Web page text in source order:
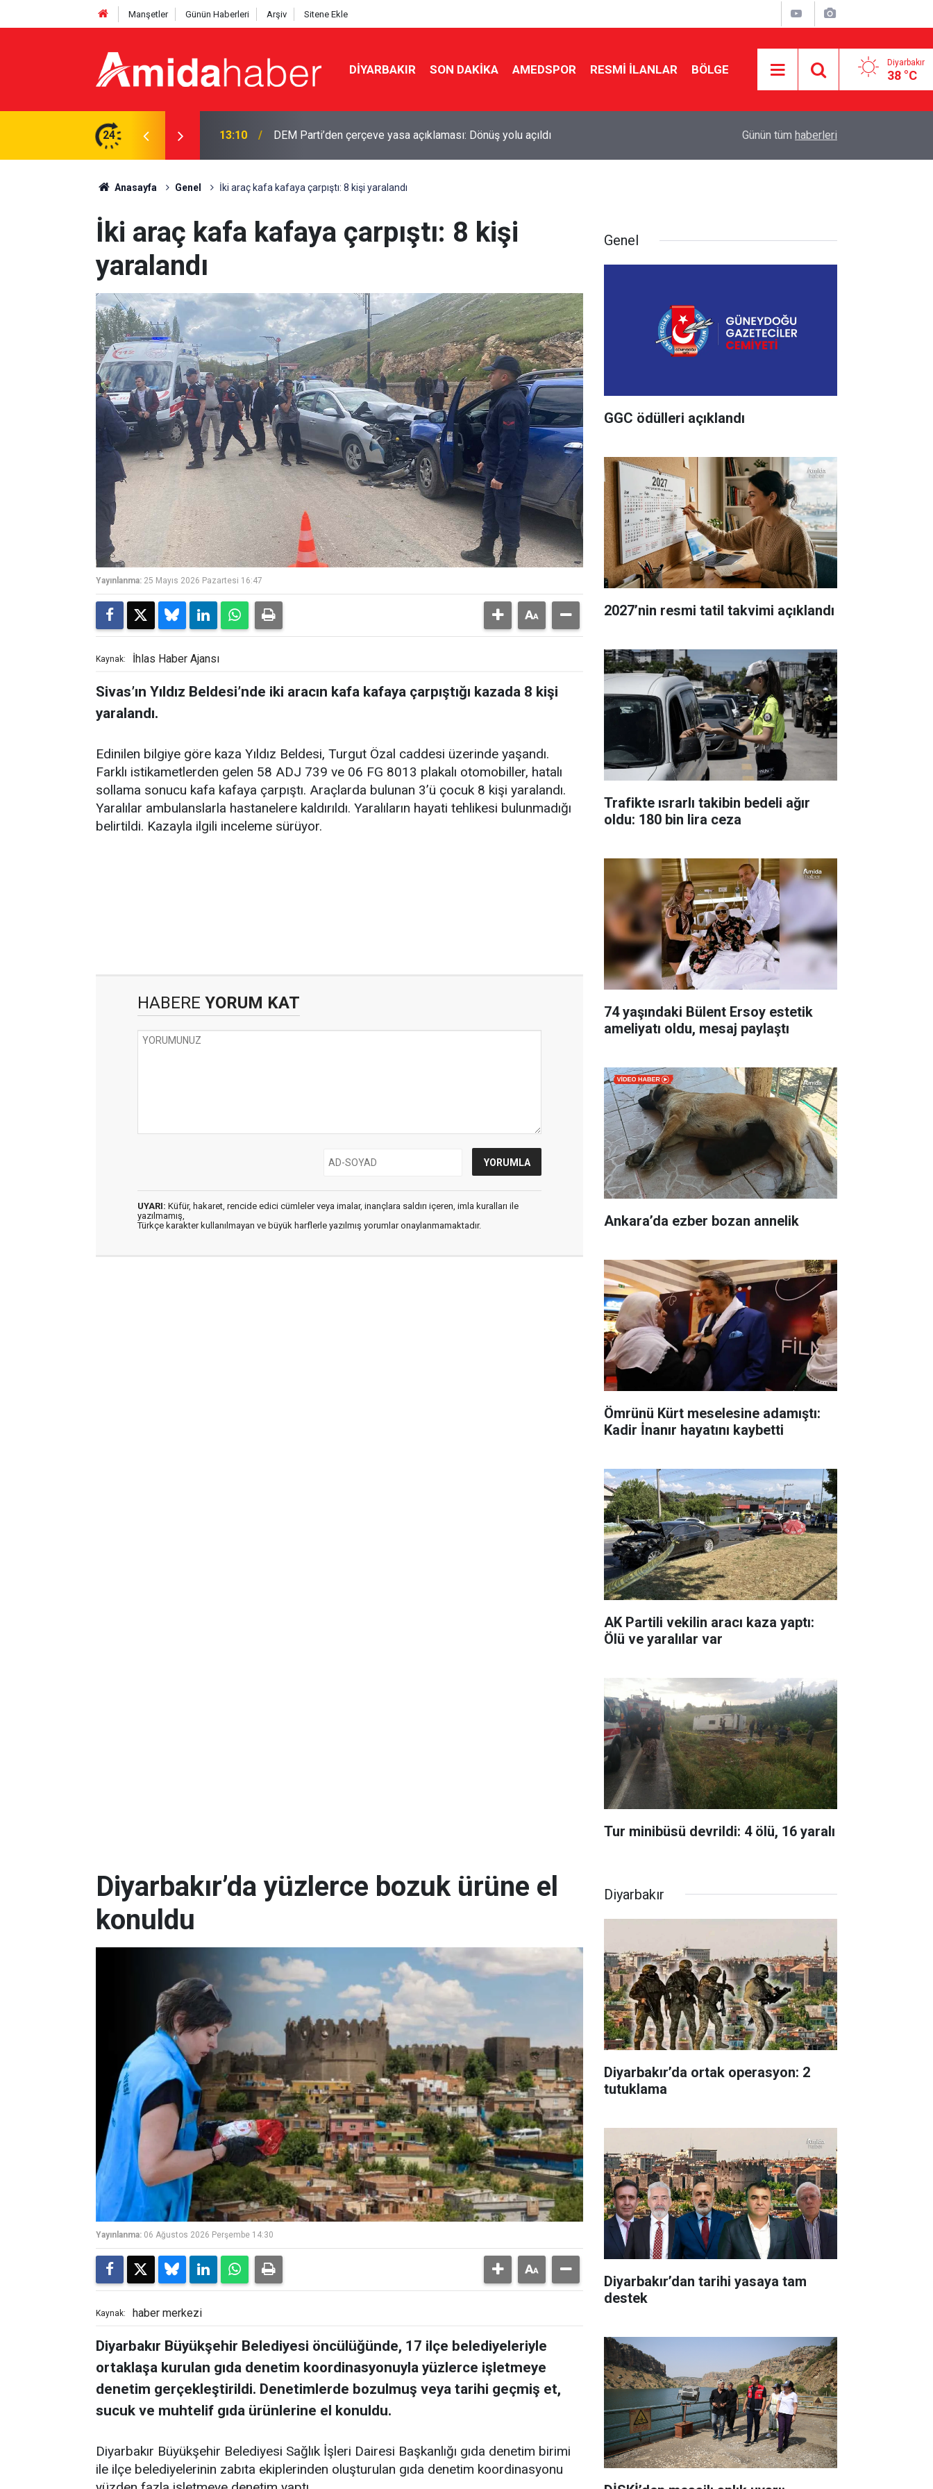
Manşetler Günün Haberleri Arşiv Sitene Ekle
DIYARBAKIR SON DAKIKA AMEDSPOR RESMI İLANLAR BÖLGE Diyarbakır
38 °C
24
Dönüş yolu açıldı 12:33 Özgür Özel: Yasa teklifi beklentileri karşılamıyor Şanlıurfa’da 16 yaşındaki kız çocuğu yaşamını
Günün tüm haberleri
Anasayfa Genel İki araç kafa kafaya çarpıştı: 8 kişi yaralandı
İki araç kafa kafaya çarpıştı: 8 kişi
yaralandı
Yayınlanma: 25 Mayıs 2026 Pazartesi 16:47
Kaynak: İhlas Haber Ajansı
Sivas’ın Yıldız Beldesi’nde iki aracın kafa kafaya çarpıştığı kazada 8 kişi
yaralandı.
Edinilen bilgiye göre kaza Yıldız Beldesi, Turgut Özal caddesi üzerinde yaşandı.
Farklı istikametlerden gelen 58 ADJ 739 ve 06 FG 8013 plakalı otomobiller, hatalı
sollama sonucu kafa kafaya çarpıştı. Araçlarda bulunan 3’ü çocuk 8 kişi yaralandı.
Yaralılar ambulanslarla hastanelere kaldırıldı. Yaralıların hayati tehlikesi bulunmadığı
belirtildi. Kazayla ilgili inceleme sürüyor.
HABERE YORUM KAT
UYARI: Küfür, hakaret, rencide edici cümleler veya imalar, inançlara saldırı içeren, imla kuralları ile
yazılmamış,
Türkçe karakter kullanılmayan ve büyük harflerle yazılmış yorumlar onaylanmamaktadır.
Genel
GGC ödülleri açıklandı
2027’nin resmi tatil takvimi açıklandı
Trafikte ısrarlı takibin bedeli ağır
oldu: 180 bin lira ceza
74 yaşındaki Bülent Ersoy estetik
ameliyatı oldu, mesaj paylaştı
Ankara’da ezber bozan annelik
Ömrünü Kürt meselesine adamıştı:
Kadir İnanır hayatını kaybetti
AK Partili vekilin aracı kaza yaptı:
Ölü ve yaralılar var
Tur minibüsü devrildi: 4 ölü, 16 yaralı
Diyarbakır’da yüzlerce bozuk ürüne el
konuldu
Yayınlanma: 06 Ağustos 2026 Perşembe 14:30
Kaynak: haber merkezi
Diyarbakır Büyükşehir Belediyesi öncülüğünde, 17 ilçe belediyeleriyle
ortaklaşa kurulan gıda denetim koordinasyonuyla yüzlerce işletmeye
denetim gerçekleştirildi. Denetimlerde bozulmuş veya tarihi geçmiş et,
sucuk ve muhtelif gıda ürünlerine el konuldu.
Diyarbakır Büyükşehir Belediyesi Sağlık İşleri Dairesi Başkanlığı gıda denetim birimi
ile ilçe belediyelerinin zabıta ekiplerinden oluşturulan gıda denetim koordinasyonu
Diyarbakır
Diyarbakır’da ortak operasyon: 2
tutuklama
Diyarbakır’dan tarihi yasaya tam
destek